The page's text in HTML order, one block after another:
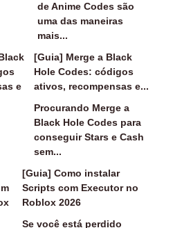
de Anime Codes são
uma das maneiras
mais...
[Guia] Merge a Black
Hole Codes: códigos
ativos, recompensas e...
Procurando Merge a
Black Hole Codes para
conseguir Stars e Cash
sem...
[Guia] Como instalar
Scripts com Executor no
Roblox 2026
Se você está perdido